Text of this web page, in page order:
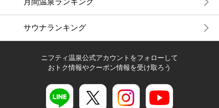
月間温泉ランキング
サウナランキング
ニフティ温泉公式アカウントをフォローして
おトク情報やクーポン情報を受け取ろう